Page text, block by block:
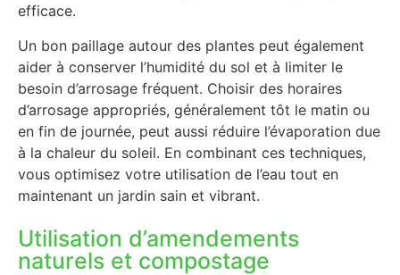
efficace.
Un bon paillage autour des plantes peut également
aider à conserver l’humidité du sol et à limiter le
besoin d’arrosage fréquent. Choisir des horaires
d’arrosage appropriés, généralement tôt le matin ou
en fin de journée, peut aussi réduire l’évaporation due
à la chaleur du soleil. En combinant ces techniques,
vous optimisez votre utilisation de l’eau tout en
maintenant un jardin sain et vibrant.
Utilisation d’amendements
naturels et compostage